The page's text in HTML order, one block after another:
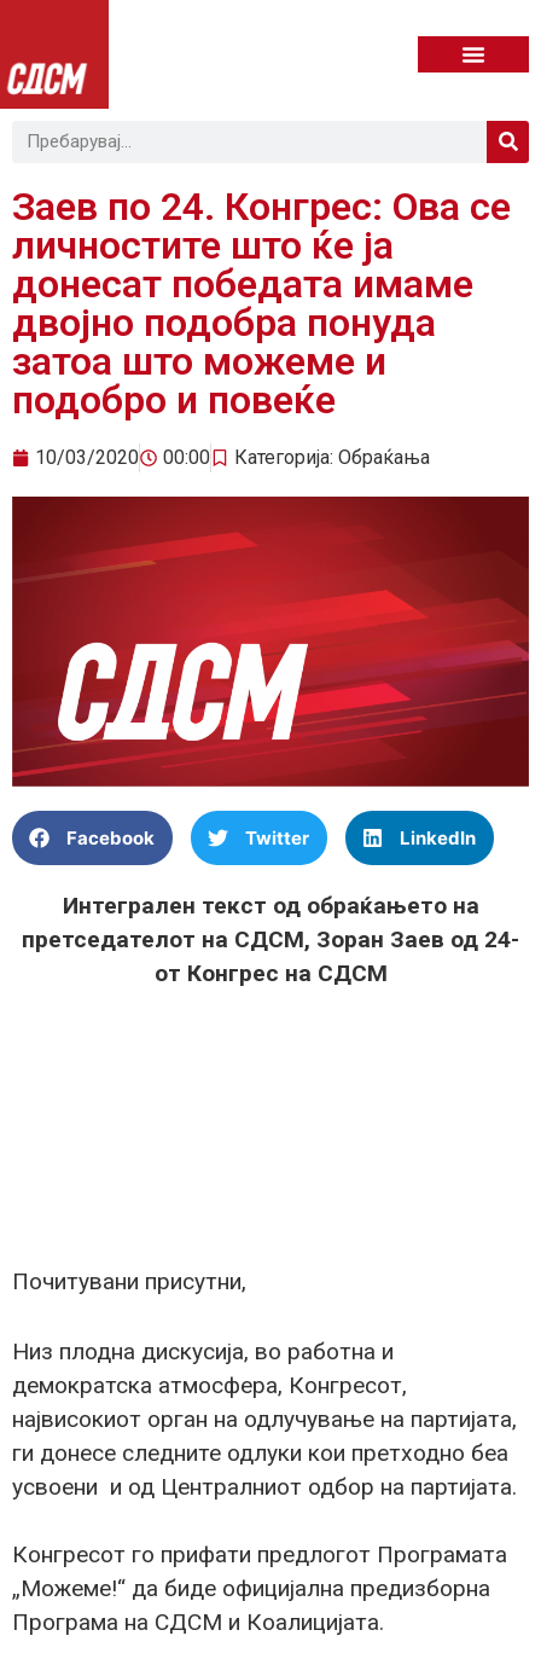
Заев по 24. Конгрес: Ова се
личностите што ќе ја
донесат победата имаме
двојно подобра понуда
затоа што можеме и
подобро и повеќе
10/03/2020 00:00 Категорија: Обраќања
Facebook Twitter LinkedIn
Интегрален текст од обраќањето на
претседателот на СДСМ, Зоран Заев од 24-
от Конгрес на СДСМ
Почитувани присутни,
Низ плодна дискусија, во работна и
демократска атмосфера, Конгресот,
највисокиот орган на одлучување на партијата,
ги донесе следните одлуки кои претходно беа
усвоени и од Централниот одбор на партијата.
Конгресот го прифати предлогот Програмата
„Можеме!“ да биде официјална предизборна
Програма на СДСМ и Коалицијата.